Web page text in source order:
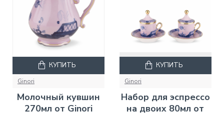
Ginori
Молочный кувшин
270мл от Ginori
КУПИТЬ
Ginori
Набор для эспрессо
на двоих 80мл от
КУПИТЬ